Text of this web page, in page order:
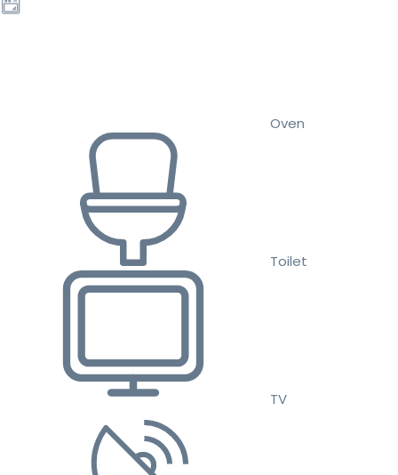
Oven
Toilet
TV